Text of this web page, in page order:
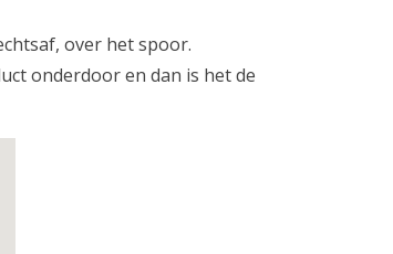
over het spoor.
onderdoor en dan is het de